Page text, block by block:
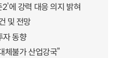
에 강력 대응 의지 밝혀
및 전망
자 동향
체불가 산업강국”